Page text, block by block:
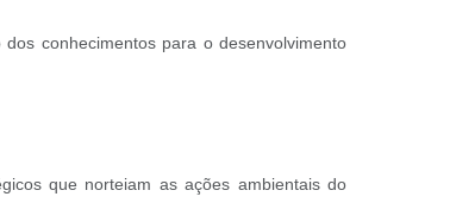
conhecimentos para o desenvolvimento
que norteiam as ações ambientais do